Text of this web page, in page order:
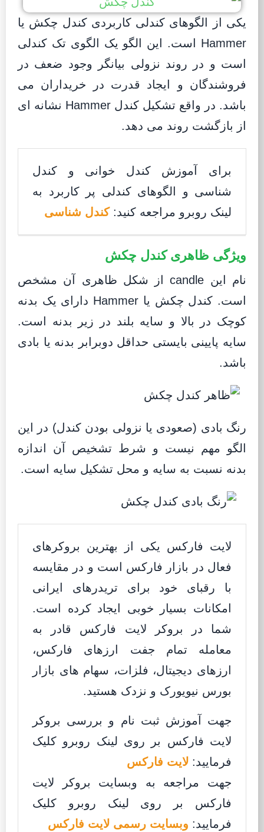
یکی از الگوهای کندلی کاربردی کندل چکش یا
Hammer است. این الگو یک الگوی تک کندلی
است و در روند نزولی بیانگر وجود ضعف در
فروشندگان و ایجاد قدرت در خریداران می
باشد. در واقع تشکیل کندل Hammer نشانه ای
از بازگشت روند می دهد.
برای آموزش کندل خوانی و کندل
شناسی و الگوهای کندلی پر کاربرد به
لینک روبرو مراجعه کنید:کندل شناسی
ویژگی ظاهری کندل چکش
نام این candle از شکل ظاهری آن مشخص
است. کندل چکش یا Hammer دارای یک بدنه
کوچک در بالا و سایه بلند در زیر بدنه است.
سایه پایینی بایستی حداقل دوبرابر بدنه یا بادی
باشد.
رنگ بادی (صعودی یا نزولی بودن کندل) در این
الگو مهم نیست و شرط تشخیص آن اندازه
بدنه نسبت به سایه و محل تشکیل سایه است.
لایت فارکس یکی از بهترین بروکرهای
فعال در بازار فارکس است و در مقایسه
با رقبای خود برای تریدرهای ایرانی
امکانات بسیار خوبی ایجاد کرده است.
شما در بروکر لایت فارکس قادر به
معامله تمام جفت ارزهای فارکس،
ارزهای دیجیتال، فلزات، سهام های بازار
بورس نیویورک و نزدک هستید.
جهت آموزش ثبت نام و بررسی بروکر
لایت فارکس بر روی لینک روبرو کلیک
فرمایید: لایت فارکس
جهت مراجعه به وبسایت بروکر لایت
فارکس بر روی لینک روبرو کلیک
فرمایید: وبسایت رسمی لایت فارکس